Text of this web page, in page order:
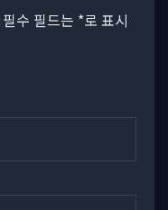
필수 필드는 *로 표시